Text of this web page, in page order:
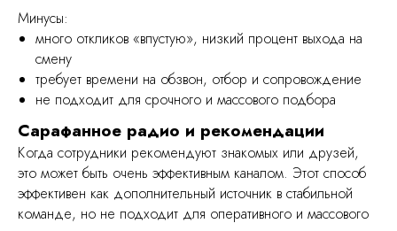
Минусы:
много откликов «впустую», низкий процент выхода на
смену
требует времени на обзвон, отбор и сопровождение
не подходит для срочного и массового подбора
Сарафанное радио и рекомендации
Когда сотрудники рекомендуют знакомых или друзей,
это может быть очень эффективным каналом. Этот способ
эффективен как дополнительный источник в стабильной
команде, но не подходит для оперативного и массового